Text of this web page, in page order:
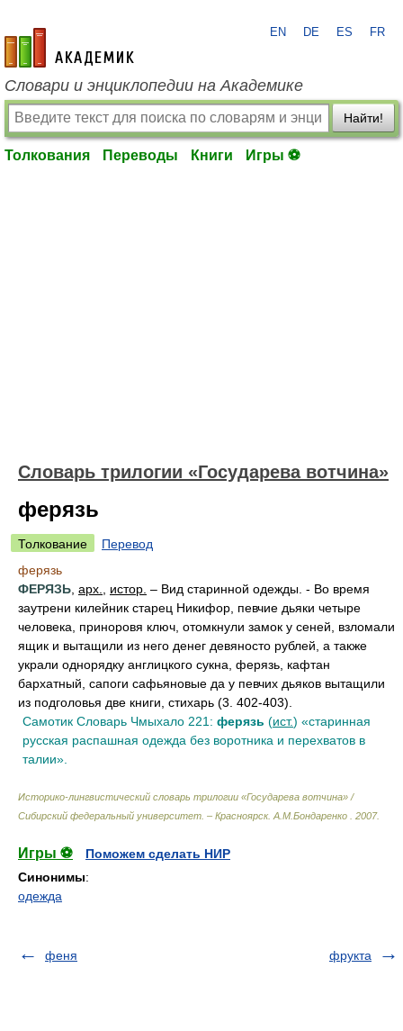
academic.ru
EN DE ES FR
Словари и энциклопедии на Академике
Найти!
Толкования Переводы Книги Игры ⚽
Словарь трилогии «Государева вотчина»
ферязь
Толкование
Перевод
ферязь
ФЕРЯЗЬ арх. истор. – Вид старинной одежды. - Во время
заутрени килейник старец Никифор, певчие дьяки четыре
человека, приноровя ключ, отомкнули замок у сеней, взломали
ящик и вытащили из него денег девяносто рублей, а также
украли однорядку англицкого сукна, ферязь, кафтан
бархатный, сапоги сафьяновые да у певчих дьяков вытащили
из подголовья две книги, стихарь (3. 402-403).
Самотик Словарь Чмыхало 221: ферязь (ист.) «старинная
русская распашная одежда без воротника и перехватов в
талии».
Историко-лингвистический словарь трилогии «Государева вотчина» /
Сибирский федеральный университет. – Красноярск. А.М.Бондаренко 2007.
Игры ⚽
Поможем сделать НИР
Синонимы:
одежда
феня фрукта